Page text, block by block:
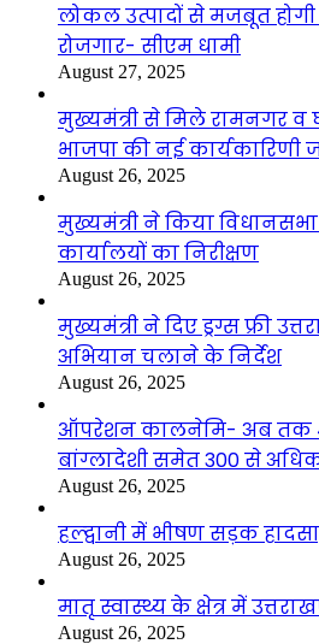
लोकल उत्पादों से मजबूत
रोजगार- सीएम धामी
August 27, 2025
मुख्यमंत्री से मिले रामनगर
भाजपा की नई कार्यकारिणी
August 26, 2025
मुख्यमंत्री ने किया
कार्यालयों का निरीक्षण
August 26, 2025
मुख्यमंत्री ने दिए ड्रग्स फ्री
अभियान चलाने के निर्देश
August 26, 2025
ऑपरेशन कालनेमि- अब तक
बांग्लादेशी समेत 300 से
August 26, 2025
हल्द्वानी में भीषण सड़क
August 26, 2025
मातृ स्वास्थ्य के क्षेत्र में
August 26, 2025